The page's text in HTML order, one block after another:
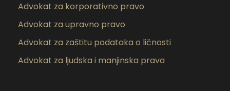
Advokat za korporativno pravo
Advokat za upravno pravo
Advokat za zaštitu podataka o ličnosti
Advokat za ljudska i manjinska prava